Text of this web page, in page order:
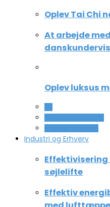
Oplev Tai Chi
At arbejde
Oplev luksus
Industri og Erhverv
søjlelifte
Effektiv